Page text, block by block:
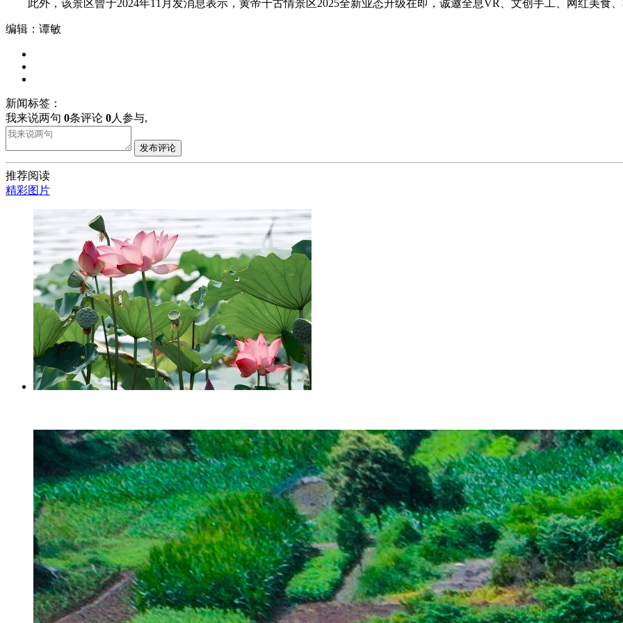
此外，该景区曾于2024年11月发消息表示，黄帝千古情景区2025全新业态升级在即，诚邀全息VR、文创手工、网红美食、
编辑：谭敏
新闻标签：
我来说两句 0条评论 0人参与,
发布评论
推荐阅读